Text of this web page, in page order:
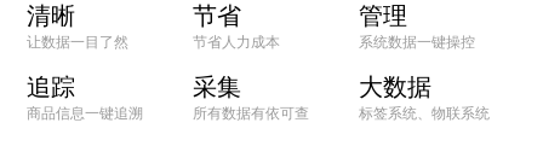
清晰
让数据一目了然
节省
节省人力成本
管理
系统数据一键操控
追踪
商品信息一键追溯
采集
所有数据有依可查
大数据
标签系统、物联系统